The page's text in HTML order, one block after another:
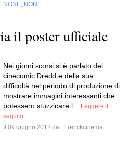
NONE NONE
il poster ufficiale
Nei giorni scorsi si è parlato del
cinecomic Dredd e della sua
difficoltà nel periodo di produzione di
mostrare immagini interessanti che
potessero stuzzicare l...
Leggere il
seguito
Il 09 giugno 2012 da
Frenckcinema